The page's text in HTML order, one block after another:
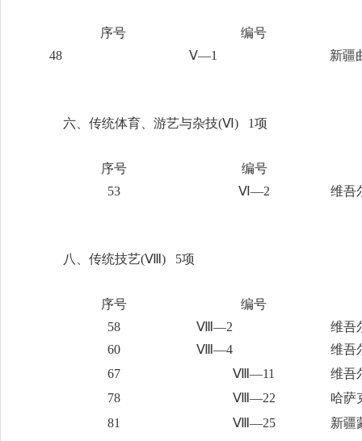
序号
编号
48
Ⅴ—1 新疆
六、传统体育、游艺与杂技(Ⅵ) 1项
序号
编号
53
Ⅵ—2 维
八、传统技艺(Ⅷ) 5项
序号
编号
58
Ⅷ—2
维吾
60
Ⅷ—4
维吾
67
Ⅷ—11
维吾
78
Ⅷ—22
哈萨
81
Ⅷ—25 新疆